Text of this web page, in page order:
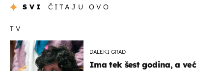
SVI ČITAJU OVO
TV
DALEKI GRAD
Ima tek šest godina, a već